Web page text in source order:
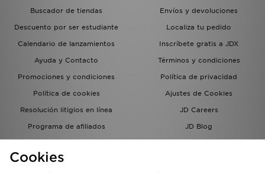
Buscador de tiendas
Envíos y devoluciones
Descuento por ser estudiante
Localiza tu pedido
Calendario de lanzamientos
Inscríbete gratis a JDX
Ayuda y Contacto
Términos y condiciones
Promociones y condiciones
Política de privacidad
Política de cookies
Ajustes de Cookies
Resolución litigios en línea
JD Careers
Programa de afiliados
JD Blog
del grupo JD - Whistleblowing
Cookies